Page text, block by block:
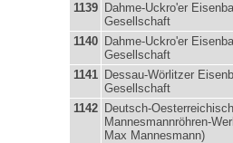
1139
Dahme-Uckro'er
Gesellschaft
1140
Dahme-Uckro'er
Gesellschaft
1141
Dessau-Wörlitzer
Gesellschaft
1142
Deutsch-
Mannesmannröhren-
Max Mannesmann)